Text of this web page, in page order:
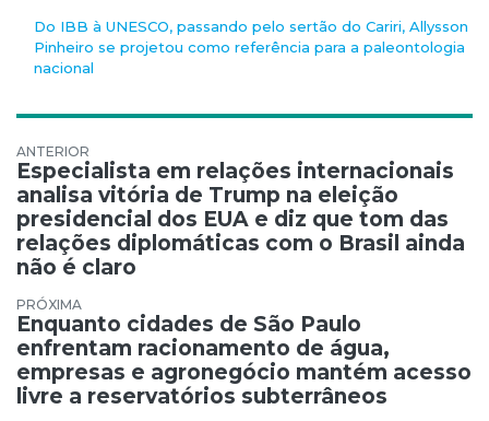
Do IBB à UNESCO, passando pelo sertão do Cariri, Allysson
Pinheiro se projetou como referência para a paleontologia
nacional
Navegação de Post
Especialista em relações internacionais
analisa vitória de Trump na eleição
presidencial dos EUA e diz que tom das
relações diplomáticas com o Brasil ainda
não é claro
Enquanto cidades de São Paulo
enfrentam racionamento de água,
empresas e agronegócio mantém acesso
livre a reservatórios subterrâneos